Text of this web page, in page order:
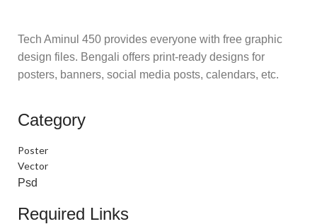
Tech Aminul 450 provides everyone with free graphic
design files. Bengali offers print-ready designs for
posters, banners, social media posts, calendars, etc.
Category
Poster
Vector
Psd
Required Links